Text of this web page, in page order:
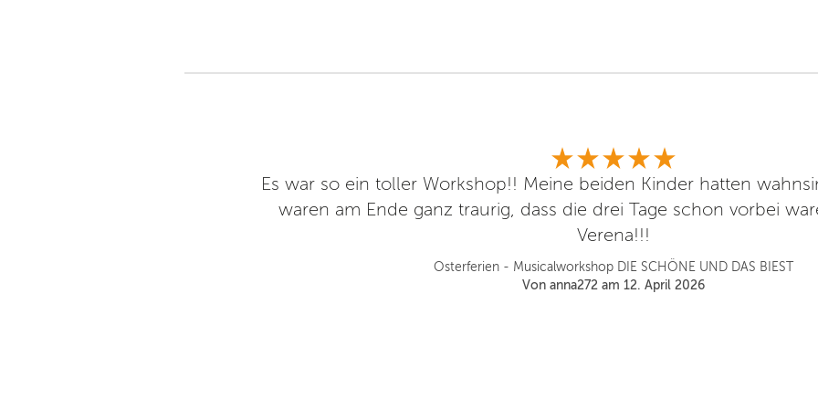
Es war so ein toller Workshop!! Meine beiden Kinder hatten
waren am Ende ganz traurig, dass die drei Tage schon vorbei
Verena!!!
Osterferien - Musicalworkshop DIE SCHÖNE UND DAS BIEST
Von anna272 am 12. April 2026